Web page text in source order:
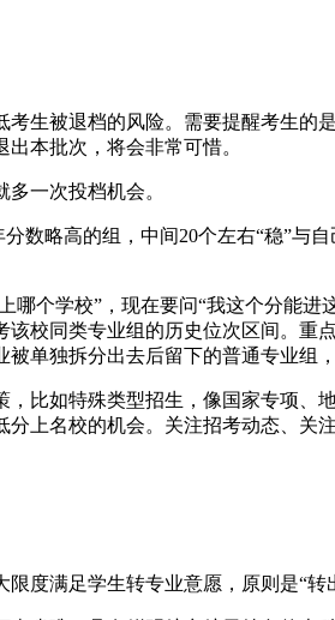
生被退档的风险。需要提醒考生
本批次，将会非常可惜。
一次投档机会。
数略高的组，中间20个左右“稳”
哪个学校”，现在要问“我这个分能
校同类专业组的历史位次区间。
单独拆分出去后留下的普通专业组
比如特殊类型招生，像国家专项
上名校的机会。关注招考动态、
度满足学生转专业意愿，原则是“转